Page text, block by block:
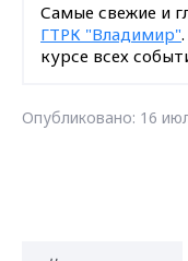
Самые свежие и
ГТРК "Владимир"
курсе всех
Опубликовано: 16